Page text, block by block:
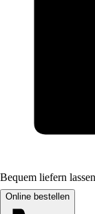
Bequem liefern lassen
Online bestellen